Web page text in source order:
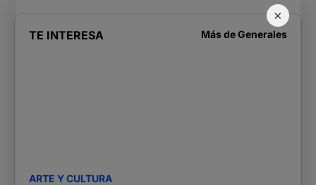
×
TE INTERESA Más deGenerales
ARTE Y CULTURA